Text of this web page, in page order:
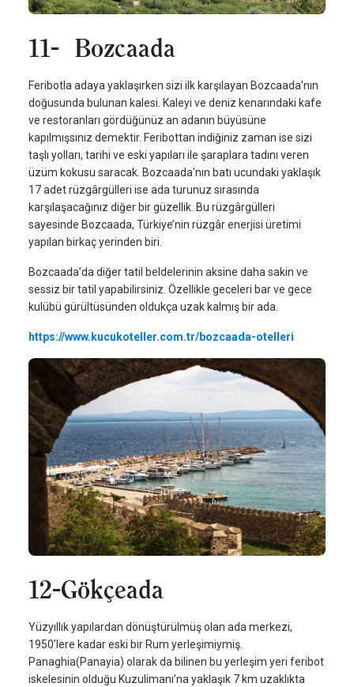
11- Bozcaada
Feribotla adaya yaklaşırken sizi ilk karşılayan Bozcaada’nın
doğusunda bulunan kalesi. Kaleyi ve deniz kenarındaki kafe
ve restoranları gördüğünüz an adanın büyüsüne
kapılmışsınız demektir. Feribottan indiğiniz zaman ise sizi
taşlı yolları, tarihi ve eski yapıları ile şaraplara tadını veren
üzüm kokusu saracak. Bozcaada'nın batı ucundaki yaklaşık
17 adet rüzgârgülleri ise ada turunuz sırasında
karşılaşacağınız diğer bir güzellik. Bu rüzgârgülleri
sayesinde Bozcaada, Türkiye’nin rüzgâr enerjisi üretimi
yapılan birkaç yerinden biri.
Bozcaada’da diğer tatil beldelerinin aksine daha sakin ve
sessiz bir tatil yapabilirsiniz. Özellikle geceleri bar ve gece
kulübü gürültüsünden oldukça uzak kalmış bir ada.
https://www.kucukoteller.com.tr/bozcaada-otelleri
12-Gökçeada
Yüzyıllık yapılardan dönüştürülmüş olan ada merkezi,
1950’lere kadar eski bir Rum yerleşimiymiş.
Panaghia(Panayia) olarak da bilinen bu yerleşim yeri feribot
iskelesinin olduğu Kuzulimanı’na yaklaşık 7 km uzaklıkta